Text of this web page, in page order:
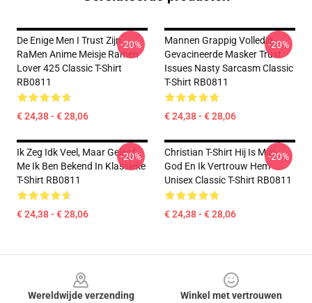
De Enige Men I Trust Zijn
RaMen Anime Meisje Ramen
Lover 425 Classic T-Shirt
RB0811
€ 24,38 - € 28,06
-20%
Mannen Grappig Volledig-
Gevacineerde Masker Trust
Issues Nasty Sarcasm Classic
T-Shirt RB0811
€ 24,38 - € 28,06
-20%
Ik Zeg Idk Veel, Maar Geloof
Me Ik Ben Bekend In Klassieke
T-Shirt RB0811
€ 24,38 - € 28,06
-20%
Christian T-Shirt Hij Is Mijn
God En Ik Vertrouw Hem
Unisex Classic T-Shirt RB0811
€ 24,38 - € 28,06
-20%
Wereldwijde verzending
Winkel met vertrouwen